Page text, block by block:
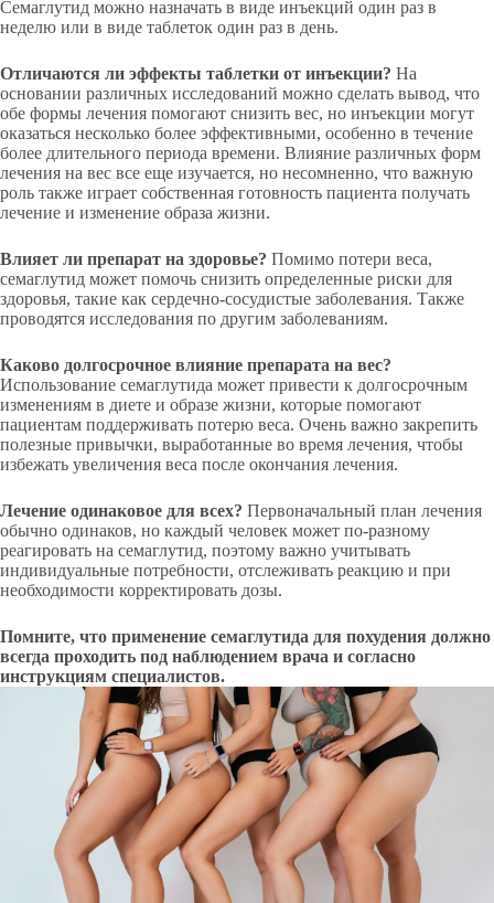
Семаглутид можно назначать в виде инъекций один раз в
неделю или в виде таблеток один раз в день.
Отличаются ли эффекты таблетки от инъекции? На
основании различных исследований можно сделать вывод, что
обе формы лечения помогают снизить вес, но инъекции могут
оказаться несколько более эффективными, особенно в течение
более длительного периода времени. Влияние различных форм
лечения на вес все еще изучается, но несомненно, что важную
роль также играет собственная готовность пациента получать
лечение и изменение образа жизни.
Влияет ли препарат на здоровье? Помимо потери веса,
семаглутид может помочь снизить определенные риски для
здоровья, такие как сердечно-сосудистые заболевания. Также
проводятся исследования по другим заболеваниям.
Каково долгосрочное влияние препарата на вес?
Использование семаглутида может привести к долгосрочным
изменениям в диете и образе жизни, которые помогают
пациентам поддерживать потерю веса. Очень важно закрепить
полезные привычки, выработанные во время лечения, чтобы
избежать увеличения веса после окончания лечения.
Лечение одинаковое для всех? Первоначальный план лечения
обычно одинаков, но каждый человек может по-разному
реагировать на семаглутид, поэтому важно учитывать
индивидуальные потребности, отслеживать реакцию и при
необходимости корректировать дозы.
Помните, что применение семаглутида для похудения должно
всегда проходить под наблюдением врача и согласно
инструкциям специалистов.